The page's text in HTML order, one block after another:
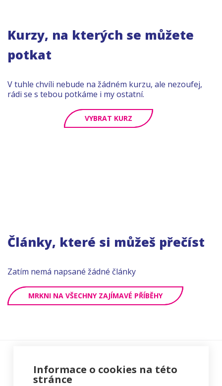
Kurzy, na kterých se můžete
potkat
V tuhle chvíli nebude na žádném kurzu, ale nezoufej,
rádi se s tebou potkáme i my ostatní.
VYBRAT KURZ
Články, které si můžeš přečíst
Zatím nemá napsané žádné články
MRKNI NA VŠECHNY ZAJÍMAVÉ PŘÍBĚHY
Informace o cookies na této
stránce